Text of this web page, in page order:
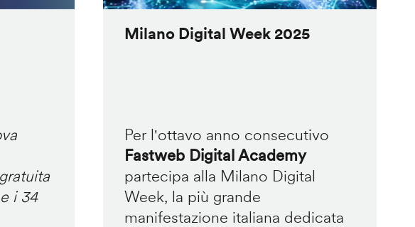
i 34
Milano Digital Week 2025
Per l'ottavo anno consecutivo
Fastweb Digital Academy
partecipa alla Milano Digital
Week, la più grande
manifestazione italiana dedicata